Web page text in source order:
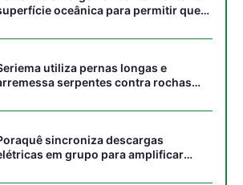
Ariranha sincroniza caça coletiva com
subaquática e cerca
desta reportagem?
Amazônia no Google News